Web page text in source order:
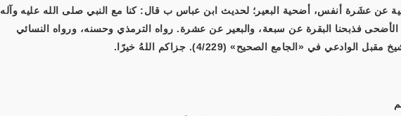
عن عشَرة أنفس، أضحية البعير؛ لحديث ابن عباس ب قال: كنا مع النبي صلى الله عليه وآله
فذبحنا البقرة عن سبعة، والبعير عن عشرة. رواه الترمذي وحسنه، ورواه النسائي
في «الجامع الصحيح» (4/229). جزاكم اللهُ خيرًا.